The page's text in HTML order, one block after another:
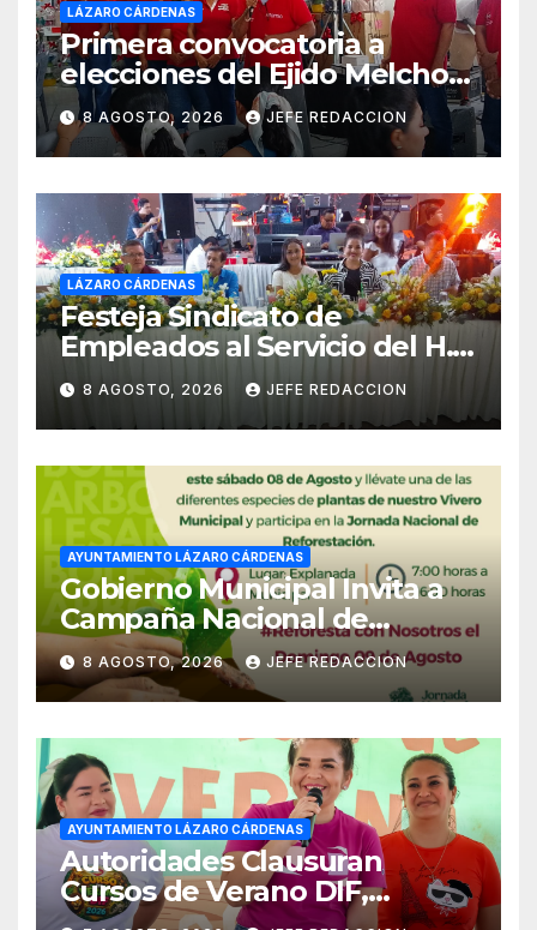
LÁZARO CÁRDENAS
Primera convocatoria a
elecciones del Ejido Melchor
Ocampo en Lázaro Cárdenas
el domingo
8 AGOSTO, 2026 JEFE REDACCION
LÁZARO CÁRDENAS
Festeja Sindicato de
Empleados al Servicio del H.
Ayuntamiento de LZC Día del
Empleado Municipal
8 AGOSTO, 2026 JEFE REDACCION
AYUNTAMIENTO LÁZARO CÁRDENAS
Gobierno Municipal Invita a
Campaña Nacional de
Reforestación
8 AGOSTO, 2026 JEFE REDACCION
AYUNTAMIENTO LÁZARO CÁRDENAS
Autoridades Clausuran
Cursos de Verano DIF,
Seguridad Pública y Casa de